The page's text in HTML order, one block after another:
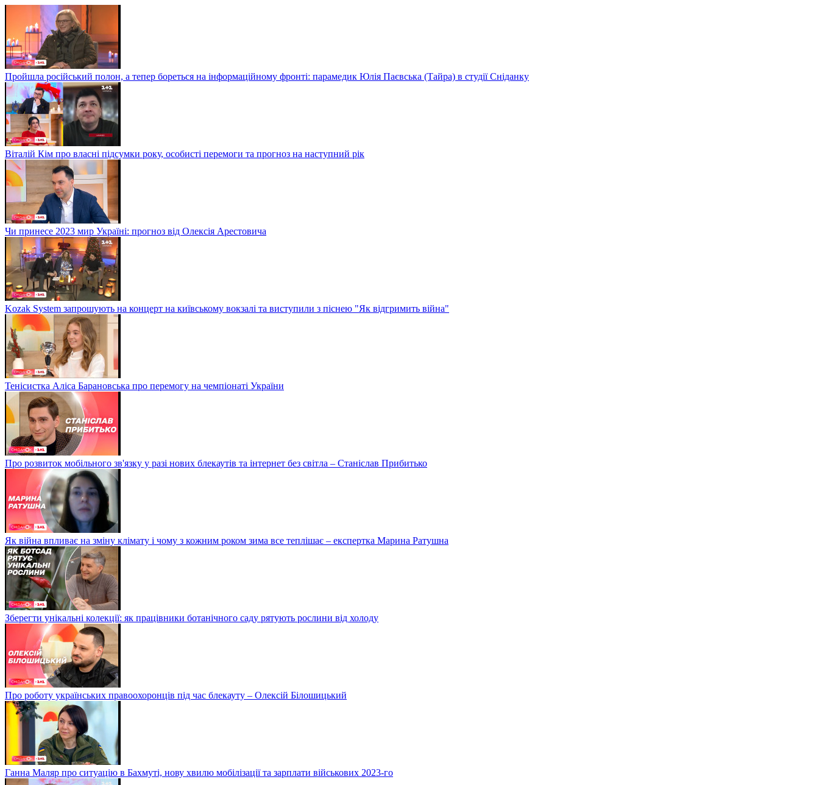
Пройшла російський полон, а тепер бореться на інформаційному фронті: парамедик Юлія Паєвська (Тайра) в студії Сніданку
Віталій Кім про власні підсумки року, особисті перемоги та прогноз на наступний рік
Чи принесе 2023 мир Україні: прогноз від Олексія Арестовича
Kozak System запрошують на концерт на київському вокзалі та виступили з піснею "Як відгримить війна"
Тенісистка Аліса Барановська про перемогу на чемпіонаті України
Про розвиток мобільного зв'язку у разі нових блекаутів та інтернет без світла – Станіслав Прибитько
Як війна впливає на зміну клімату і чому з кожним роком зима все теплішає – експертка Марина Ратушна
Зберегти унікальні колекції: як працівники ботанічного саду рятують рослини від холоду
Про роботу українських правоохоронців під час блекауту – Олексій Білошицький
Ганна Маляр про ситуацію в Бахмуті, нову хвилю мобілізації та зарплати військових 2023-го